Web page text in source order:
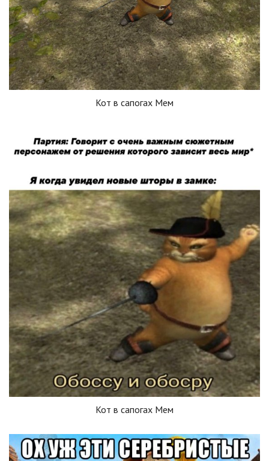
Кот в сапогах Мем
Кот в сапогах Мем